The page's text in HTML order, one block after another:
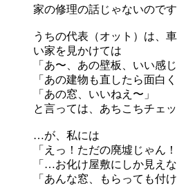
家の修理の話じゃないのです
うちの代表（オット）は、
い家を見かけては
「あ〜、あの壁板、いい感じ
「あの建物も直したら面白
「あの窓、いいねえ〜」
と言っては、あちこちチェ
…が、私には
「えっ！ただの廃墟じゃん！
「…お化け屋敷にしか見え
「あんな窓、もらっても付